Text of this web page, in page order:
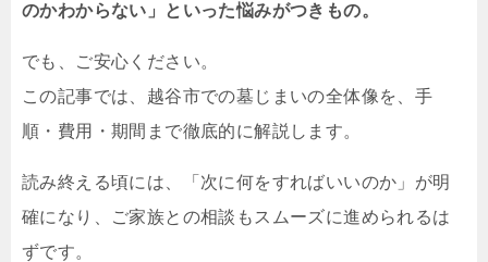
のかわからない」といった悩みがつきもの。
でも、ご安心ください。
この記事では、越谷市での墓じまいの全体像を、手
順・費用・期間まで徹底的に解説します。
読み終える頃には、「次に何をすればいいのか」が明
確になり、ご家族との相談もスムーズに進められるは
ずです。